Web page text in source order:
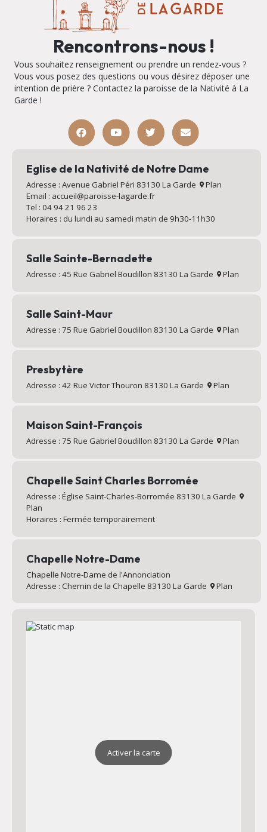
Rencontrons-nous !
Vous souhaitez renseignement ou prendre un rendez-vous ?
Vous vous posez des questions ou vous désirez déposer une
intention de prière ? Contactez la paroisse de la Nativité à La
Garde !
Eglise de la Nativité de Notre Dame
Adresse : Avenue Gabriel Péri 83130 La Garde
Plan
Email : accueil@paroisse-lagarde.fr
Tel : 04 94 21 96 23
Horaires : du lundi au samedi matin de 9h30-11h30
Salle Sainte-Bernadette
Adresse : 45 Rue Gabriel Boudillon 83130 La Garde Plan
Salle Saint-Maur
Adresse : 75 Rue Gabriel Boudillon 83130 La Garde Plan
Presbytère
Adresse : 42 Rue Victor Thouron 83130 La Garde Plan
Maison Saint-François
Adresse : 75 Rue Gabriel Boudillon 83130 La Garde Plan
Chapelle Saint Charles Borromée
Adresse : Église Saint-Charles-Borromée 83130 La Garde
Plan
Horaires : Fermée temporairement
Chapelle Notre-Dame
Chapelle Notre-Dame de l'Annonciation
Adresse : Chemin de la Chapelle 83130 La Garde
Plan
Activer la carte